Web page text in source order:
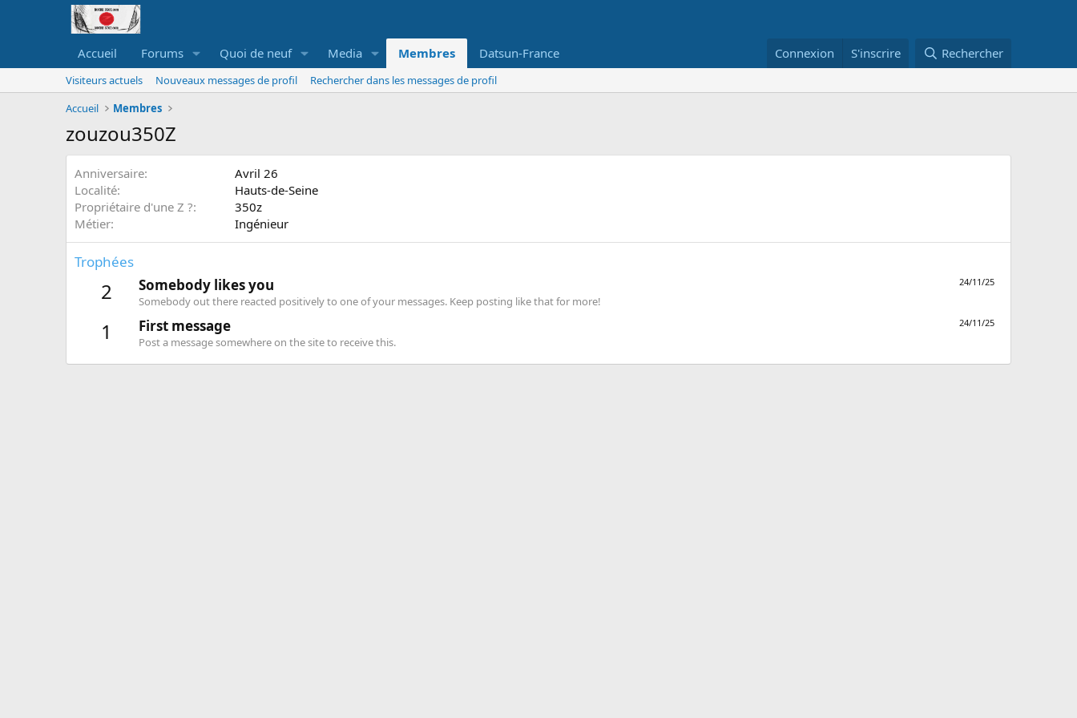
Accueil Forums Quoi de neuf Media Membres Datsun-France Connexion S'inscrire Rechercher
Visiteurs actuels Nouveaux messages de profil
Rechercher dans les messages de profil
Accueil
Membres
zouzou350Z
Anniversaire
Avril 26
Localité
Hauts-de-Seine
Propriétaire d'une Z ?
350z
Métier
Ingénieur
Trophées
2 24/11/25
Somebody likes you
Somebody out there reacted positively to one of your messages. Keep posting like that for more!
1 24/11/25
First message
Post a message somewhere on the site to receive this.